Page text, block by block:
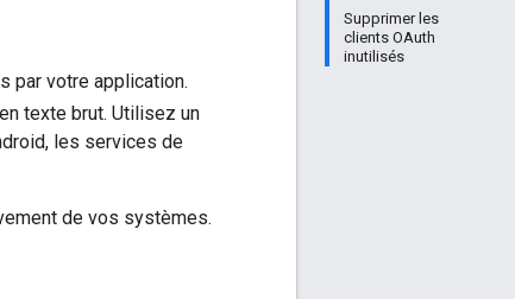
Supprimer les
clients OAuth
inutilisés
par votre application.
texte brut. Utilisez un
les services de
de vos systèmes.